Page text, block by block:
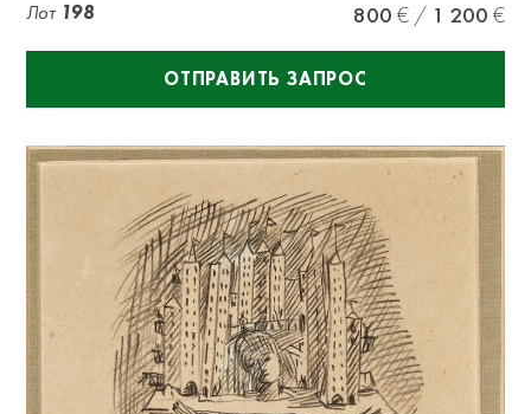
Лот 198 800 1 200
ОТПРАВИТЬ ЗАПРОС